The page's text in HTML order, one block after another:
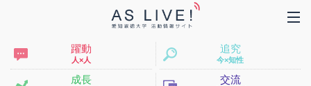
躍動
人×人
追究
今×知性
成長 交流